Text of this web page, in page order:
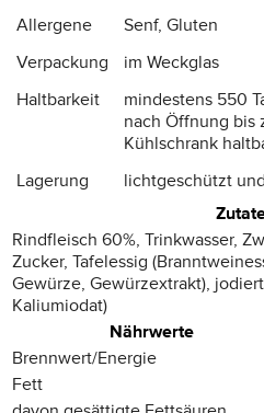
Allergene
Senf, Gluten
Verpackung
im Weckglas
Haltbarkeit
mindestens 550
nach Öffnung bis
Kühlschrank
Lagerung
lichtgeschützt
Rindfleisch 60%, Trinkwasser,
Zucker, Tafelessig
Gewürze, Gewürzextrakt),
Kaliumiodat)
Nährwerte
Brennwert/Energie
Fett